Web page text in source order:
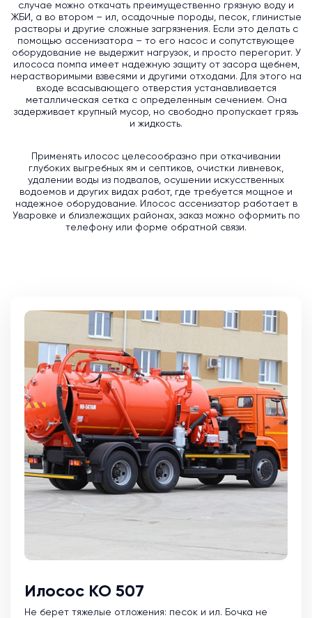
случае можно откачать преимущественно грязную воду и
ЖБИ, а во втором – ил, осадочные породы, песок, глинистые
растворы и другие сложные загрязнения. Если это делать с
помощью ассенизатора – то его насос и сопутствующее
оборудование не выдержит нагрузок, и просто перегорит. У
илососа помпа имеет надежную защиту от засора щебнем,
нерастворимыми взвесями и другими отходами. Для этого на
входе всасывающего отверстия устанавливается
металлическая сетка с определенным сечением. Она
задерживает крупный мусор, но свободно пропускает грязь
и жидкость.
Применять илосос целесообразно при откачивании
глубоких выгребных ям и септиков, очистки ливневок,
удалении воды из подвалов, осушении искусственных
водоемов и других видах работ, где требуется мощное и
надежное оборудование. Илосос ассенизатор работает в
Уваровке и близлежащих районах, заказ можно оформить по
телефону или форме обратной связи.
Илосос КО 507
Не берет тяжелые отложения: песок и ил. Бочка не